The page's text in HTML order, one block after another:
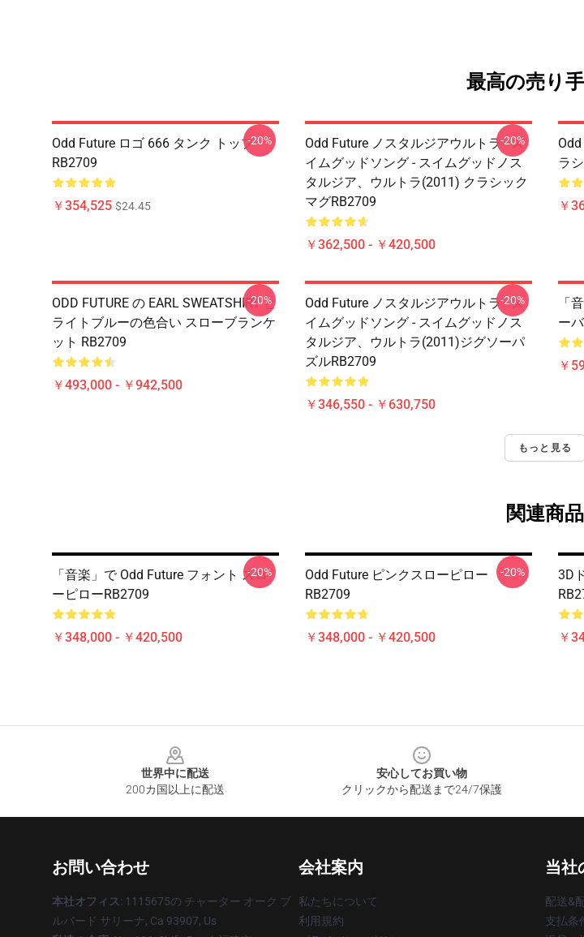
最高の売り
Odd Future ロゴ 666 タンク トップ
RB2709
￥354,525 $24.45
-20%
Odd Future ノスタルジアウルトラ - ス
イムグッドソング - スイムグッドノス
タルジア、ウルトラ(2011) クラシック
マグRB2709
￥362,500 - ￥420,500
-20%
ラ
￥
ODD FUTURE の EARL SWEATSHIRT と
ライトブルーの色合い スローブランケ
ット RB2709
￥493,000 - ￥942,500
-20%
Odd Future ノスタルジアウルトラ - ス
イムグッドソング - スイムグッドノス
タルジア、ウルトラ(2011)ジグソーパ
ズルRB2709
￥346,550 - ￥630,750
-20%
「
ー
￥
もっと見る
関連商品
「音楽」で Odd Future フォント スロ
ーピローRB2709
￥348,000 - ￥420,500
-20%
Odd Future ピンクスローピロー
RB2709
￥348,000 - ￥420,500
-20%
3D
￥
世界中に配送
200カ国以上に配送
安心してお買い物
クリックから配送まで24/7保護
お問い合わせ
本社オフィス: 1115675の チャーター オーク ブ
ルバード サリーナ, Ca 93907, Us
会社案内
私たちについて
利用規約
当社
配送&
支払条